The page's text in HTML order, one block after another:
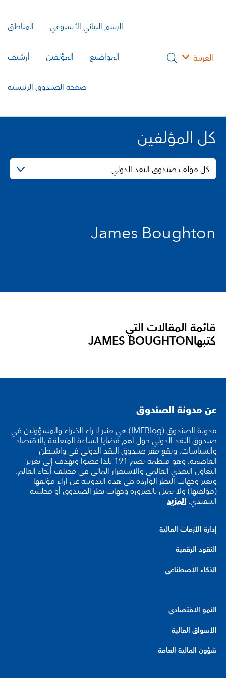
العربية
الرسم البياني الأسبوعي المناطق
المواضيع المؤلفين أرشيف
صفحة الصندوق الرئيسية
كل المؤلفين
كل مؤلف صندوق النقد الدولي
James Boughton
قائمة المقالات التي
كتبهاJAMES BOUGHTON
عن مدونة الصندوق
مدونة الصندوق (IMFBlog) هي منبر لآراء الخبراء والمسؤولين في
صندوق النقد الدولي حول أهم قضايا الساعة المتعلقة بالاقتصاد
والسياسات. ويقع مقر صندوق النقد الدولي في واشنطن
العاصمة، وهو منظمة تضم 191 بلدا عضوا وتهدف إلى تعزيز
التعاون النقدي العالمي والاستقرار المالي في مختلف أنحاء العالم.
وتعبر وجهات النظر الواردة في هذه التدوينة عن آراء مؤلفها
(مؤلفيها) ولا تمثل بالضرورة وجهات نظر الصندوق أو مجلسه
التنفيذي.المزيد
إدارة الأزمات المالية
النقود الرقمية
الذكاء الاصطناعي
النمو الاقتصادي
الأسواق المالية
شؤون المالية العامة